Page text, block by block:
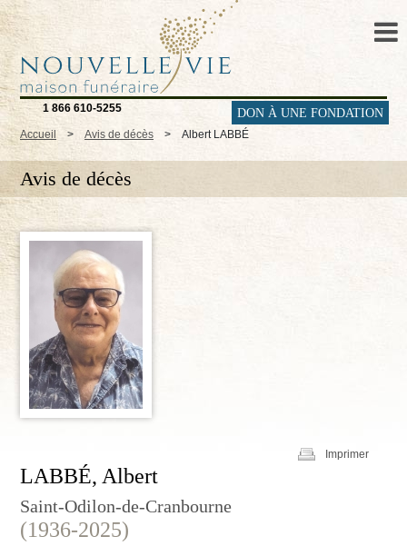
1 866 610-5255 DON À UNE FONDATION
Accueil > Avis de décès > Albert LABBÉ
Avis de décès
Imprimer
LABBÉ, Albert
Saint-Odilon-de-Cranbourne
(1936-2025)